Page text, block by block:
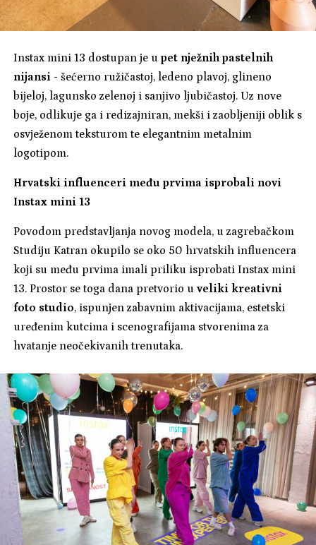
Instax mini 13 dostupan je upet nježnih pastelnih
nijansi - šećerno ružičastoj, ledeno plavoj, glineno
bijeloj, lagunsko zelenoj i sanjivo ljubičastoj. Uz nove
boje, odlikuje ga i redizajniran, mekši i zaobljeniji oblik s
osvježenom teksturom te elegantnim metalnim
logotipom.
Hrvatski influenceri među prvima isprobali novi
Instax mini 13
Povodom predstavljanja novog modela, u zagrebačkom
Studiju Katran okupilo se oko 50 hrvatskih influencera
koji su među prvima imali priliku isprobati Instax mini
13. Prostor se toga dana pretvorio uveliki kreativni
foto studio, ispunjen zabavnim aktivacijama, estetski
uređenim kutcima i scenografijama stvorenima za
hvatanje neočekivanih trenutaka.